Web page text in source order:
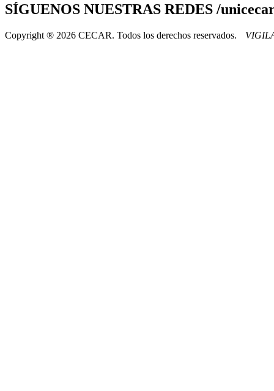
SÍGUENOS NUESTRAS REDES /
Copyright ® 2026 CECAR. Todos los derechos reservados.